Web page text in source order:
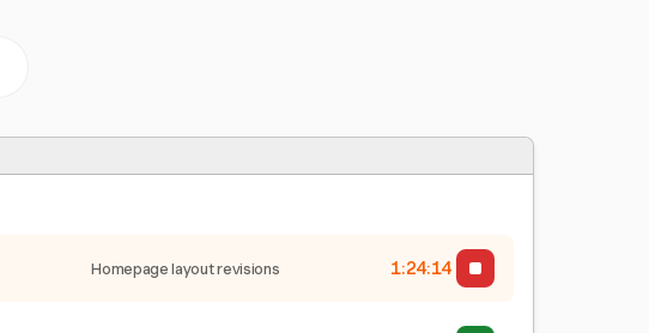
Homepage layout revisions 1:24:15